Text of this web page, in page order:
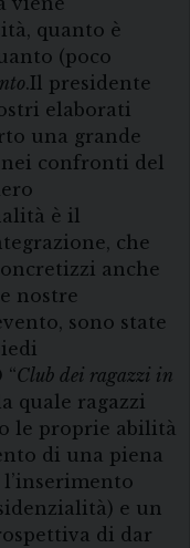
quanto è
(poco
.Il presidente
elaborati
una grande
nei confronti del
è il
che
anche
nostre
sono state
“Club dei ragazzi in
quale ragazzi
le proprie abilità
di una piena
e un
di dar